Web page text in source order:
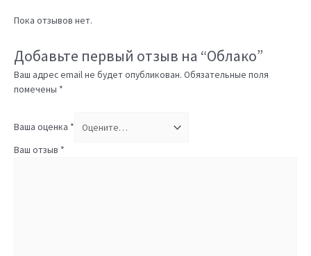
Пока отзывов нет.
Добавьте первый отзыв на “Облако”
Ваш адрес email не будет опубликован. Обязательные поля
помечены *
Ваша оценка *
Ваш отзыв *